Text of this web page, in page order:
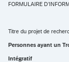
FORMULAIRE
Titre du projet de
Personnes ayant un
Intégratif